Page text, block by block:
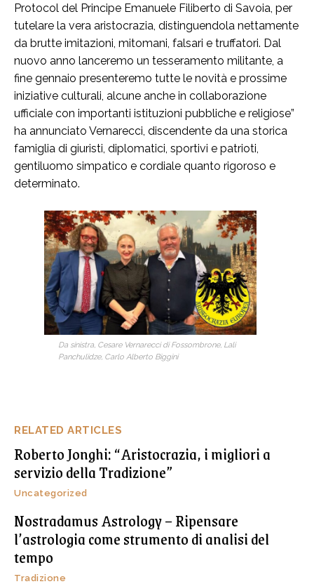
RELATED ARTICLES
Roberto Jonghi: “Aristocrazia, i migliori a
servizio della Tradizione”
Uncategorized
Nostradamus Astrology – Ripensare
l’astrologia come strumento di analisi del
tempo
Tradizione
Protocol del Principe Emanuele Filiberto di Savoia, per
tutelare la vera aristocrazia, distinguendola nettamente
da brutte imitazioni, mitomani, falsari e truffatori. Dal
nuovo anno lanceremo un tesseramento militante, a
fine gennaio presenteremo tutte le novità e prossime
iniziative culturali, alcune anche in collaborazione
ufficiale con importanti istituzioni pubbliche e religiose”
ha annunciato Vernarecci, discendente da una storica
famiglia di giuristi, diplomatici, sportivi e patrioti,
gentiluomo simpatico e cordiale quanto rigoroso e
determinato.
Da sinistra, Cesare Vernarecci di Fossombrone, Lali
Panchulidze, Carlo Alberto Biggini